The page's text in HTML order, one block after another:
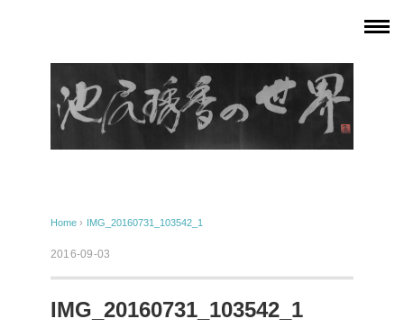
Home › IMG_20160731_103542_1
2016-09-03
IMG_20160731_103542_1